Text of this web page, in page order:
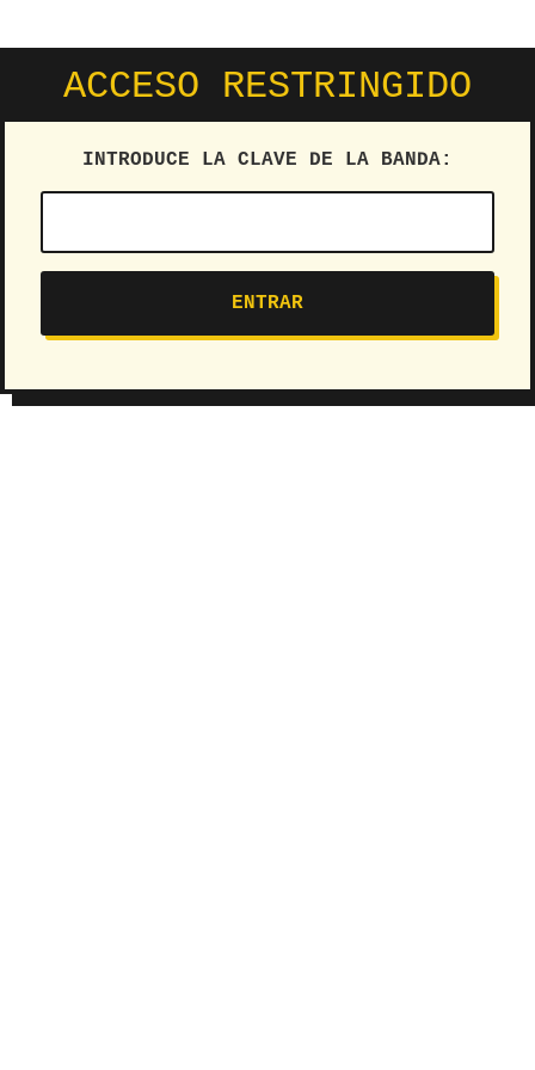
ACCESO RESTRINGIDO
INTRODUCE LA CLAVE DE LA BANDA: